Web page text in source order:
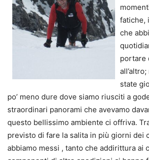
fatiche,
che
portare
state
po’ meno dure dove siamo riusciti a
straordinari panorami che avevamo
questo bellissimo ambiente ci offriva.
previsto di fare la salita in più giorni dei
abbiamo messi , tanto che addirittura ai